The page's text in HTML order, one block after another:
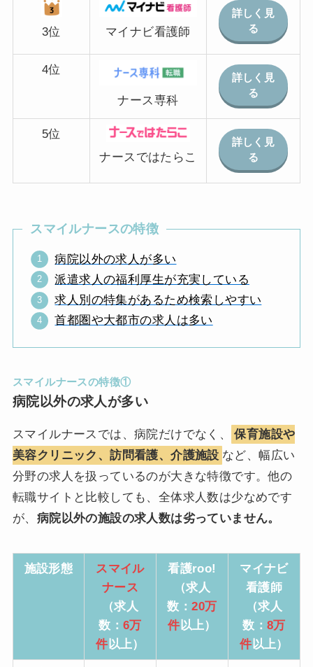
3位 マイナビ看護師
詳しく見
る
4位
ナース専科
詳しく見
る
5位
ナースではたらこ
詳しく見
る
スマイルナースの特徴
病院以外の求人が多い
派遣求人の福利厚生が充実している
求人別の特集があるため検索しやすい
首都圏や大都市の求人は多い
スマイルナースの特徴①
病院以外の求人が多い
スマイルナースでは、病院だけでなく、
保育施設や
美容クリニック、訪問看護、介護施設 など、幅広い
分野の求人を扱っているのが大きな特徴です。他の
転職サイトと比較しても、全体求人数は少なめです
が、 病院以外の施設の求人数は劣っていません。
施設形態
スマイル
ナース
（求人
数： 6万
件 以上）
看護roo!
（求人
数：20万
件 以上）
マイナビ
看護師
（求人
数： 8万
件 以上）